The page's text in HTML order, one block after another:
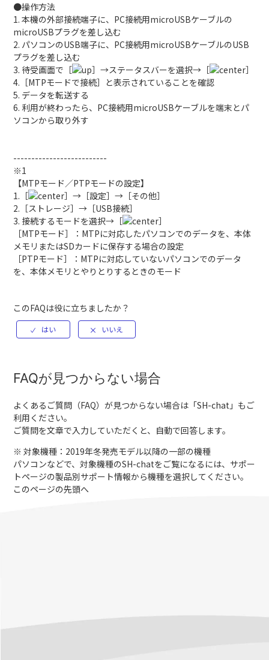
●操作方法
1. 本機の外部接続端子に、PC接続用microUSBケーブルの
microUSBプラグを差し込む
2. パソコンのUSB端子に、PC接続用microUSBケーブルのUSB
プラグを差し込む
3. 待受画面で［
］→ステータスバーを選択→［
］
4.［MTPモードで接続］と表示されていることを確認
5. データを転送する
6. 利用が終わったら、PC接続用microUSBケーブルを端末とパ
ソコンから取り外す
--------------------------
※1
【MTPモード／PTPモードの設定】
1.［
］→［設定］→［その他］
2.［ストレージ］→［USB接続］
3. 接続するモードを選択→［
］
［MTPモード］：MTPに対応したパソコンでのデータを、本体
メモリまたはSDカードに保存する場合の設定
［PTPモード］：MTPに対応していないパソコンでのデータ
を、本体メモリとやりとりするときのモード
このFAQは役に立ちましたか？
FAQが見つからない場合
よくあるご質問（FAQ）が見つからない場合は「SH-chat 」もご
利用ください。
ご質問を文章で入力していただくと、自動で回答します。
※ 対象機種：2019年冬発売モデル以降の一部の機種
パソコンなどで、対象機種のSH-chatをご覧になるには、サポー
トページの製品別サポート情報から機種を選択してください。
このページの先頭へ